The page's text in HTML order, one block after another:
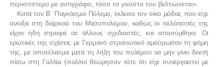
περισσότερο µε αντιγράφει, τόσο το γούστο του βελτιώνεται».
Κατά τον Β´ Παγκόσµιο Πόλεµο, έκλεισε τον οίκο µόδας που είχε
ανοίξει στη διάρκεια του Μεσοπολέµου, καθώς οι πελάτισσές της
είχαν ήδη στραφεί σε άλλους σχεδιαστές, και αποσύρθηκε. Οι
ερωτικές της σχέσεις µε Γερµανό στρατιωτικό αµαύρωσαν τη φήµη
της, µε αποτέλεσµα µετά τη λήξη του πολέµου να µην γίνει δεκτή
πίσω στη Γαλλία (πολλοί θεώρησαν τότε ότι είχε συνεργαστεί µε